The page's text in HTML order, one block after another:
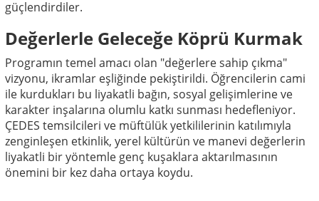
güçlendirdiler.
Değerlerle Geleceğe Köprü Kurmak
Programın temel amacı olan "değerlere sahip çıkma"
vizyonu, ikramlar eşliğinde pekiştirildi. Öğrencilerin cami
ile kurdukları bu liyakatli bağın, sosyal gelişimlerine ve
karakter inşalarına olumlu katkı sunması hedefleniyor.
ÇEDES temsilcileri ve müftülük yetkililerinin katılımıyla
zenginleşen etkinlik, yerel kültürün ve manevi değerlerin
liyakatli bir yöntemle genç kuşaklara aktarılmasının
önemini bir kez daha ortaya koydu.